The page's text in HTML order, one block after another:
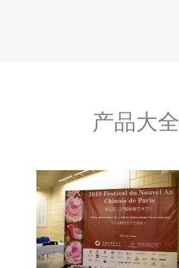
产品大全